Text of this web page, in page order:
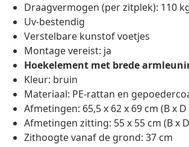
Draagvermogen (per zitplek): 110
Uv-bestendig
Verstelbare kunstof voetjes
Montage vereist: ja
Hoekelement met brede
Kleur: bruin
Materiaal: PE-rattan en
Afmetingen: 65,5 x 62 x 69 cm (B x D
Afmetingen zitting: 55 x 55 cm (B x
Zithoogte vanaf de grond: 37 cm